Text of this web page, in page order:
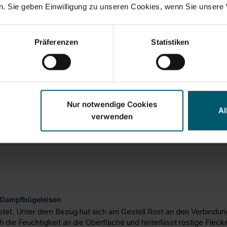
Sie geben Einwilligung zu unseren Cookies, wenn Sie
Präferenzen Statistiken
Nur notwendige Cookies
verwenden
Unter dem Bezug hat sich am Gestell Rost an den
die Feuchtigkeit an die Oberfläche und hinterlässt rostige